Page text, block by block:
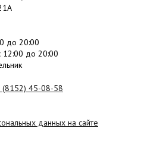
до 20:00
12:00 до 20:00
(8152) 45-08-58
данных на сайте